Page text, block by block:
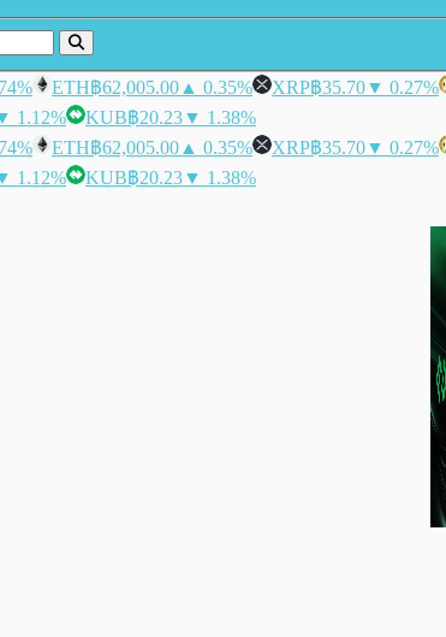
ETH฿62,005.00 ▲ 0.35% XRP฿35.70▼ 0.27%
1.12% KUB฿20.23▼ 1.38%
ETH฿62,005.00 ▲ 0.35% XRP฿35.70▼ 0.27%
1.12% KUB฿20.23▼ 1.38%